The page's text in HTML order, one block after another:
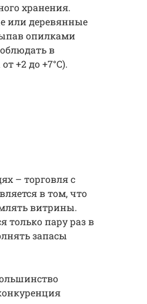
хранения.
или деревянные
опилками
в
+2 до +7°С).
– торговля с
в том, что
витрины.
только пару раз в
запасы